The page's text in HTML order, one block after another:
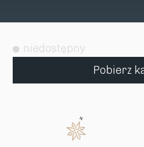
niedostępny
Pobierz